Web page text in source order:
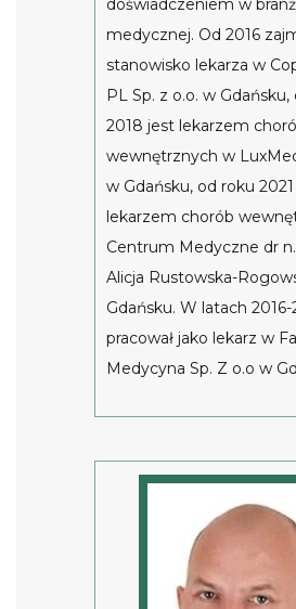
doświadczeniem w
medycznej. Od 2016
stanowisko lekarza w
PL Sp. z o.o. w Gdańsku,
2018 jest lekarzem
wewnętrznych w
w Gdańsku, od roku
lekarzem chorób
Centrum Medyczne dr
Alicja Rustowska-
Gdańsku. W latach 2016-
pracował jako lekarz w
Medycyna Sp. Z o.o w